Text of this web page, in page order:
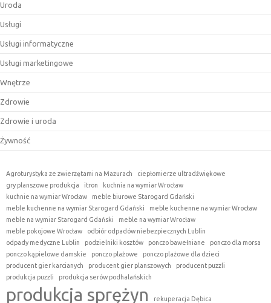
Uroda
Usługi
Usługi informatyczne
Usługi marketingowe
Wnętrze
Zdrowie
Zdrowie i uroda
Żywność
Agroturystyka ze zwierzętami na Mazurach
ciepłomierze ultradźwiękowe
gry planszowe produkcja
itron
kuchnia na wymiar Wrocław
kuchnie na wymiar Wrocław
meble biurowe Starogard Gdański
meble kuchenne na wymiar Starogard Gdański
meble kuchenne na wymiar Wrocław
meble na wymiar Starogard Gdański
meble na wymiar Wrocław
meble pokojowe Wrocław
odbiór odpadów niebezpiecznych Lublin
odpady medyczne Lublin
podzielniki kosztów ponczo bawełniane
ponczo dla morsa
ponczo kąpielowe damskie
ponczo plażowe
ponczo plażowe dla dzieci
producent gier karcianych
producent gier planszowych
producent puzzli
produkcja puzzli
produkcja serów podhalańskich
produkcja sprężyn rekuperacja Dębica